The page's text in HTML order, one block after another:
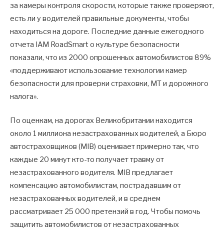
за камеры контроля скорости, которые также проверяют,
есть ли у водителей правильные документы, чтобы
находиться на дороге. Последние данные ежегодного
отчета IAM RoadSmart о культуре безопасности
показали, что из 2000 опрошенных автомобилистов 89%
«поддерживают использование технологии камер
безопасности для проверки страховки, МТ и дорожного
налога».
По оценкам, на дорогах Великобритании находится
около 1 миллиона незастрахованных водителей, а Бюро
автостраховщиков (MIB) оценивает примерно так, что
каждые 20 минут кто-то получает травму от
незастрахованного водителя. MIB предлагает
компенсацию автомобилистам, пострадавшим от
незастрахованных водителей, и в среднем
рассматривает 25 000 претензий в год. Чтобы помочь
защитить автомобилистов от незастрахованных